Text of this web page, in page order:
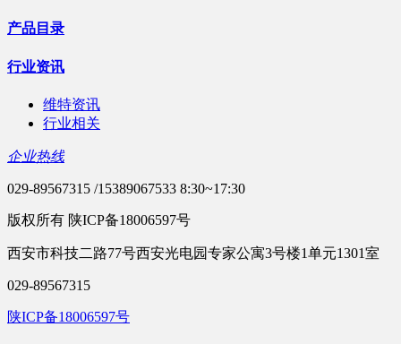
产品目录
行业资讯
维特资讯
行业相关
企业热线
029-89567315 /15389067533 8:30~17:30
版权所有 陕ICP备18006597号
西安市科技二路77号西安光电园专家公寓3号楼1单元1301室
029-89567315
陕ICP备18006597号